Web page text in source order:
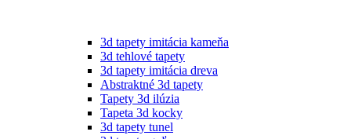
3d tapety imitácia kameňa
3d tehlové tapety
3d tapety imitácia dreva
Abstraktné 3d tapety
Tapety 3d ilúzia
Tapeta 3d kocky
3d tapety tunel